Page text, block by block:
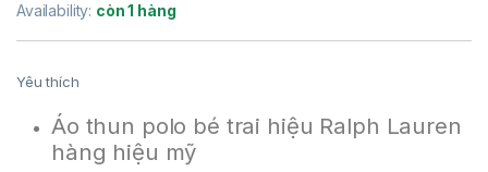
Availability: còn 1 hàng
Yêu thích
Áo thun polo bé trai hiệu Ralph Lauren
hàng hiệu mỹ